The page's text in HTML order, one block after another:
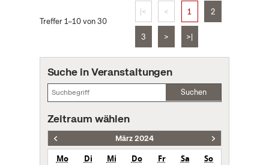
Treffer 1–10 von 30
|< < 1 2
3 > >|
Suche in Veranstaltungen
Suchen
Zeitraum wählen
März 2024
Mo Di Mi Do Fr Sa
So